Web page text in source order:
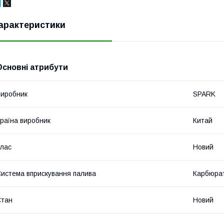
атрибути
SPARK
виробник Китай
Новий
вприскування палива
Новий